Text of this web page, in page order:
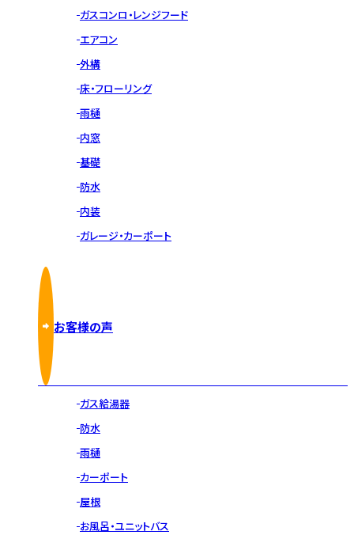
ガスコンロ・レンジフード
エアコン
外構
床・フローリング
雨樋
内窓
基礎
防水
内装
ガレージ・カーポート
お客様の声
ガス給湯器
防水
雨樋
カーポート
屋根
お風呂・ユニットバス